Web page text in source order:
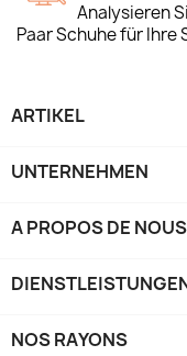
Analysieren
Paar Schuhe für Ihre
ARTIKEL
UNTERNEHMEN
A PROPOS DE NOUS
NOS RAYONS